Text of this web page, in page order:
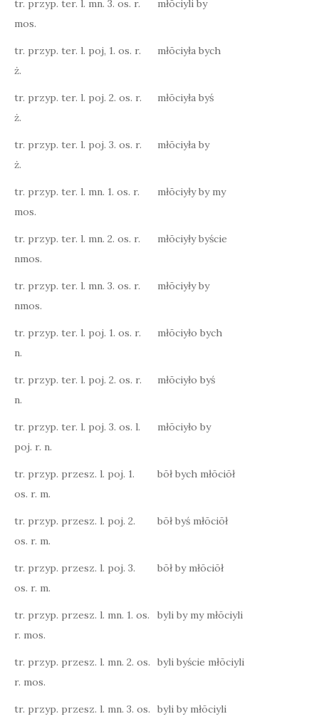
tr. przyp. ter. l. mn. 3. os. r.
mos.
młōciyli by
tr. przyp. ter. l. poj, 1. os. r.
ż.
młōciyła bych
tr. przyp. ter. l. poj. 2. os. r.
ż.
młōciyła byś
tr. przyp. ter. l. poj. 3. os. r.
ż.
młōciyła by
tr. przyp. ter. l. mn. 1. os. r.
mos.
młōciyły by my
tr. przyp. ter. l. mn. 2. os. r.
nmos.
młōciyły byście
tr. przyp. ter. l. mn. 3. os. r.
nmos.
młōciyły by
tr. przyp. ter. l. poj. 1. os. r.
n.
młōciyło bych
tr. przyp. ter. l. poj. 2. os. r.
n.
młōciyło byś
tr. przyp. ter. l. poj. 3. os. l.
poj. r. n.
młōciyło by
tr. przyp. przesz. l. poj. 1.
os. r. m.
bōł bych młōciōł
tr. przyp. przesz. l. poj. 2.
os. r. m.
bōł byś młōciōł
tr. przyp. przesz. l. poj. 3.
os. r. m.
bōł by młōciōł
tr. przyp. przesz. l. mn. 1. os.
r. mos.
byli by my młōciyli
tr. przyp. przesz. l. mn. 2. os.
r. mos.
byli byście młōciyli
tr. przyp. przesz. l. mn. 3. os.
byli by młōciyli